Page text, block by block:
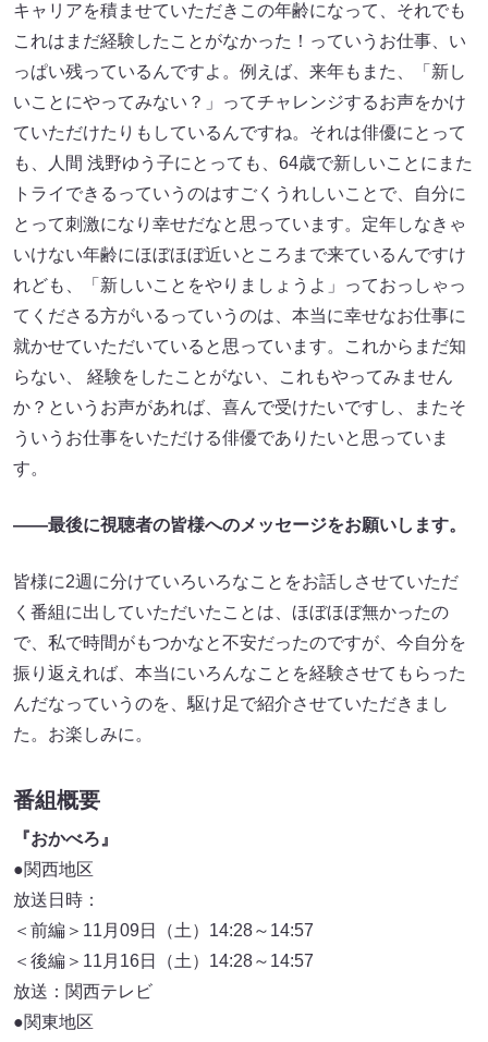
キャリアを積ませていただきこの年齢になって、それでも
これはまだ経験したことがなかった！っていうお仕事、い
っぱい残っているんですよ。例えば、来年もまた、「新し
いことにやってみない？」ってチャレンジするお声をかけ
ていただけたりもしているんですね。それは俳優にとって
も、人間 浅野ゆう子にとっても、64歳で新しいことにまた
トライできるっていうのはすごくうれしいことで、自分に
とって刺激になり幸せだなと思っています。定年しなきゃ
いけない年齢にほぼほぼ近いところまで来ているんですけ
れども、「新しいことをやりましょうよ」っておっしゃっ
てくださる方がいるっていうのは、本当に幸せなお仕事に
就かせていただいていると思っています。これからまだ知
らない、 経験をしたことがない、これもやってみません
か？というお声があれば、喜んで受けたいですし、またそ
ういうお仕事をいただける俳優でありたいと思っていま
す。
――最後に視聴者の皆様へのメッセージをお願いします。
皆様に2週に分けていろいろなことをお話しさせていただ
く番組に出していただいたことは、ほぼほぼ無かったの
で、私で時間がもつかなと不安だったのですが、今自分を
振り返えれば、本当にいろんなことを経験させてもらった
んだなっていうのを、駆け足で紹介させていただきまし
た。お楽しみに。
番組概要
『おかべろ』
●関西地区
放送日時：
＜前編＞11月09日（土）14:28～14:57
＜後編＞11月16日（土）14:28～14:57
放送：関西テレビ
●関東地区